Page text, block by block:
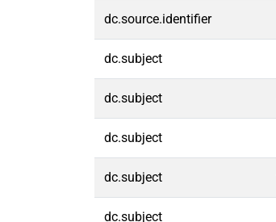
dc.source.identifier
dc.subject
dc.subject
dc.subject
dc.subject
dc.subject